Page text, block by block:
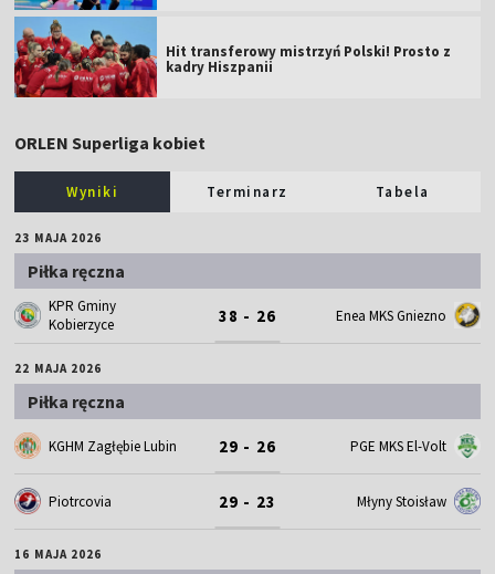
Hit transferowy mistrzyń Polski! Prosto z
kadry Hiszpanii
ORLEN Superliga kobiet
Wyniki Terminarz Tabela
23 MAJA 2026
Piłka ręczna
KPR Gminy
Kobierzyce
38 - 26 Enea MKS Gniezno
22 MAJA 2026
Piłka ręczna
KGHM Zagłębie Lubin 29 - 26 PGE MKS El-Volt
Piotrcovia 29 - 23 Młyny Stoisław
16 MAJA 2026